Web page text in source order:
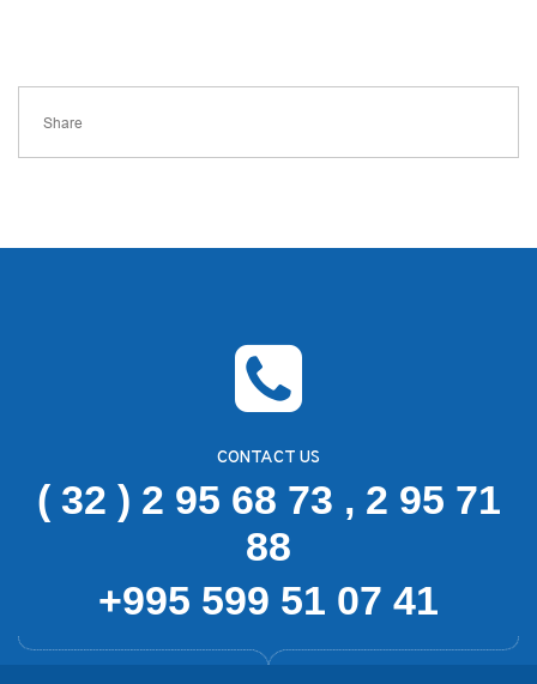
Share
CONTACT US
( 32 ) 2 95 68 73 , 2 95 71
88
+995 599 51 07 41